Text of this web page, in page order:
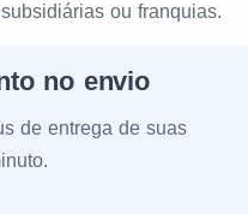
ou franquias.
no envio
de entrega de suas